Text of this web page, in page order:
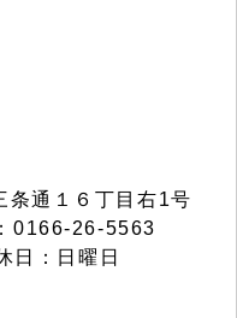
通１６丁目右1号
0166-26-5563
日：日曜日